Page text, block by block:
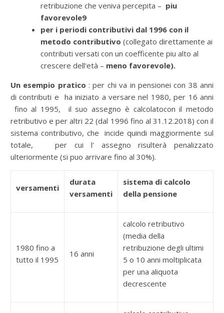
retribuzione che veniva percepita – piu
favorevole9
per i periodi contributivi dal 1996 con il
metodo contributivo (collegato direttamente ai
contributi versati con un coefficente piu alto al
crescere dell'età – meno favorevole).
Un esempio pratico: per chi va in pensionei con 38 anni
di contributi e ha iniziato a versare nel 1980, per 16 anni
fino al 1995, il suo assegno è calcolatocon il metodo
retributivo e per altri 22 (dal 1996 fino al 31.12.2018) con il
sistema contributivo, che incide quindi maggiormente sul
totale, per cui l' assegno risulterà penalizzato
ulteriormente (si puo arrivare fino al 30%).
versamenti
durata
versamenti
sistema di calcolo
della pensione
1980 fino a
tutto il 1995
16 anni
calcolo retributivo
(media della
retribuzione degli ultimi
5 o 10 anni moltiplicata
per una aliquota
decrescente